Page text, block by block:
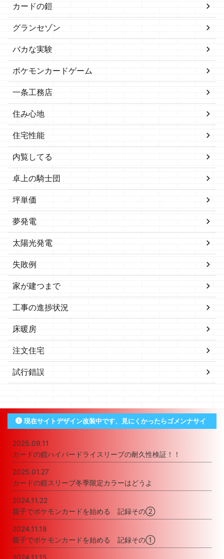
カードの鎧
グランセゾン
バカな実験
ポケモンカードゲーム
一条工務店
住み心地
住宅性能
内覧してる
卓上の騎士団
坪単価
夢発電
太陽光発電
失敗例
家が建つまで
工事の進捗状況
床暖房
注文住宅
試行錯誤
現在サイトデザイン改装中です、見にくかったらゴメンナサイ
2025.09.11
カードの鎧ハイパードライスリーブの耐久性検証！！
2025.01.27
カードの鎧スリーブ冬季限定カラーはどうよ
2024.11.22
親子でポケモンカードを始める 記録その②
2024.11.18
親子でポケモンカードを始める 記録その①
2024.11.15